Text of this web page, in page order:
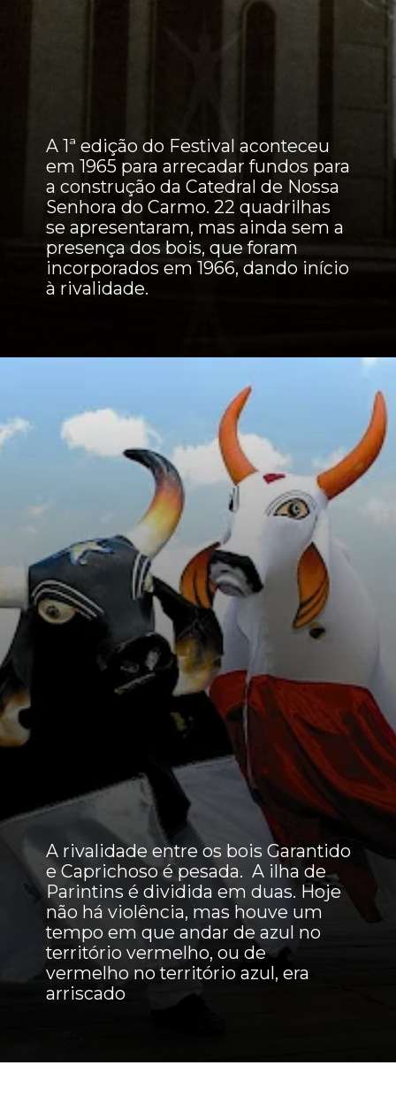
A 1ª edição do Festival aconteceu
em 1965 para arrecadar fundos para
a construção da Catedral de Nossa
Senhora do Carmo. 22 quadrilhas
se apresentaram, mas ainda sem a
presença dos bois, que foram
incorporados em 1966, dando início
à rivalidade.
A rivalidade entre os bois Garantido
e Caprichoso é pesada. A ilha de
Parintins é dividida em duas. Hoje
não há violência, mas houve um
tempo em que andar de azul no
território vermelho, ou de
vermelho no território azul, era
arriscado